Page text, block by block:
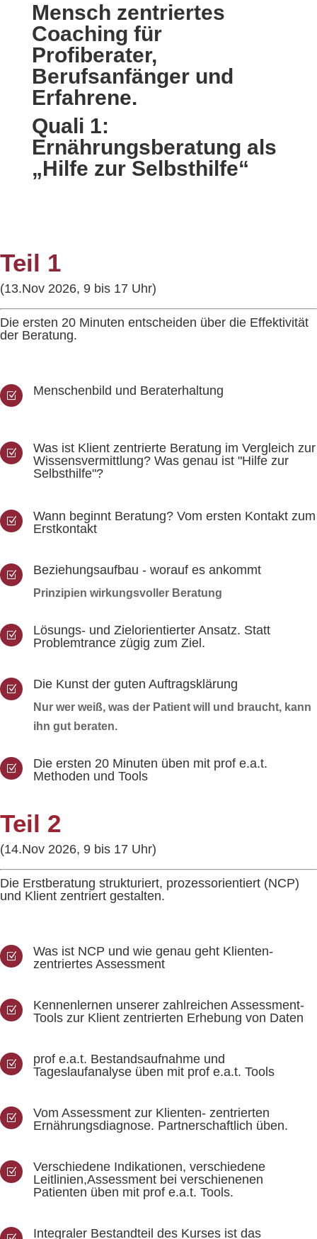
Mensch zentriertes
Coaching für
Profiberater,
Berufsanfänger und
Erfahrene.
Quali 1:
Ernährungsberatung als
„Hilfe zur Selbsthilfe“
Teil 1
(13.Nov 2026, 9 bis 17 Uhr)
Die ersten 20 Minuten entscheiden über die Effektivität
der Beratung.
Z Menschenbild und Beraterhaltung
Z
Was ist Klient zentrierte Beratung im Vergleich zur
Wissensvermittlung? Was genau ist "Hilfe zur
Selbsthilfe"?
Z
Wann beginnt Beratung? Vom ersten Kontakt zum
Erstkontakt
Z Beziehungsaufbau - worauf es ankommt
Prinzipien wirkungsvoller Beratung
Z
Lösungs- und Zielorientierter Ansatz. Statt
Problemtrance zügig zum Ziel.
Z Die Kunst der guten Auftragsklärung
Nur wer weiß, was der Patient will und braucht, kann
ihn gut beraten.
Z
Die ersten 20 Minuten üben mit prof e.a.t.
Methoden und Tools
Teil 2
(14.Nov 2026, 9 bis 17 Uhr)
Die Erstberatung strukturiert, prozessorientiert (NCP)
und Klient zentriert gestalten.
Z
Was ist NCP und wie genau geht Klienten-
zentriertes Assessment
Z
Kennenlernen unserer zahlreichen Assessment-
Tools zur Klient zentrierten Erhebung von Daten
Z
prof e.a.t. Bestandsaufnahme und
Tageslaufanalyse üben mit prof e.a.t. Tools
Z
Vom Assessment zur Klienten- zentrierten
Ernährungsdiagnose. Partnerschaftlich üben.
Z
Verschiedene Indikationen, verschiedene
Leitlinien,Assessment bei verschienenen
Patienten üben mit prof e.a.t. Tools.
Integraler Bestandteil des Kurses ist das